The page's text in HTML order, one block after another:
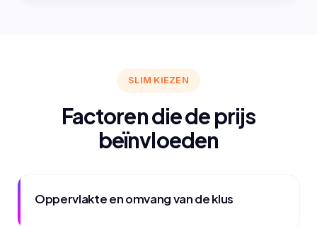
SLIM KIEZEN
Factoren die de prijs
beïnvloeden
Oppervlakte en omvang van de klus